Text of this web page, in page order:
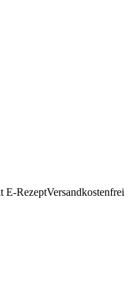
E-RezeptVersandkostenfrei